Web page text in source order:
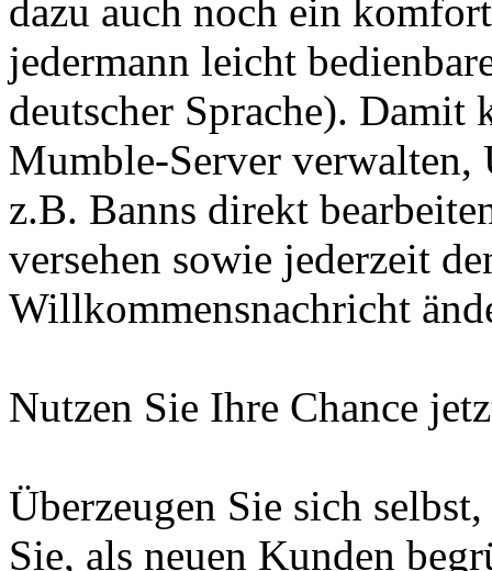
dazu auch noch ein
jedermann leicht
deutscher Sprache). Damit
Mumble-Server verwalten,
z.B. Banns direkt
versehen sowie jederzeit
Willkommensnachricht
Nutzen Sie Ihre Chance
Überzeugen Sie sich
Sie, als neuen Kunden